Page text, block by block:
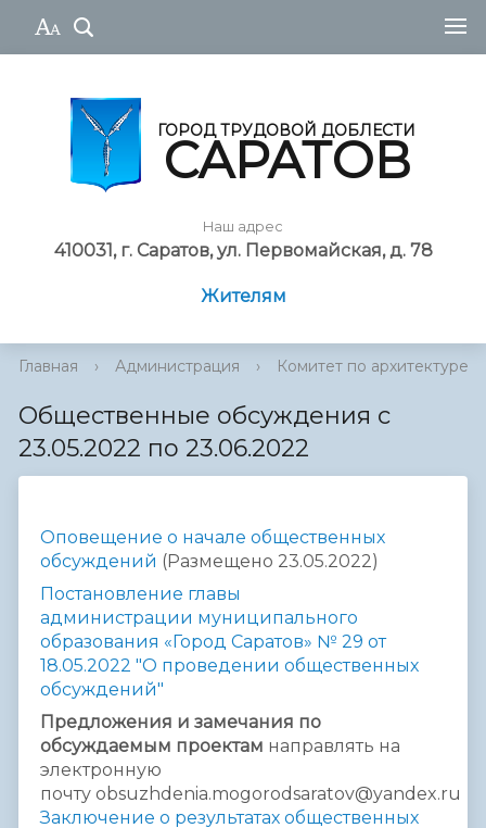
ГОРОД ТРУДОВОЙ ДОБЛЕСТИ
САРАТОВ
Наш адрес
410031, г. Саратов, ул. Первомайская, д. 78
Жителям
Главная › Администрация › Комитет по архитектуре
Общественные обсуждения с
23.05.2022 по 23.06.2022
Оповещение о начале общественных
обсуждений (Размещено 23.05.2022)
Постановление главы
администрации муниципального
образования «Город Саратов» № 29 от
18.05.2022 "О проведении общественных
обсуждений"
Предложения и замечания по
обсуждаемым проектам направлять на
электронную
почту obsuzhdenia.mogorodsaratov@yandex.ru
Заключение о результатах общественных